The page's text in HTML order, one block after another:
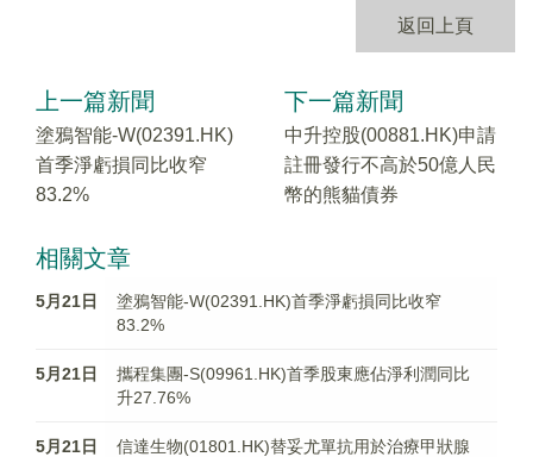
返回上頁
上一篇新聞
塗鴉智能-W(02391.HK)
首季淨虧損同比收窄
83.2%
下一篇新聞
中升控股(00881.HK)申請
註冊發行不高於50億人民
幣的熊貓債券
相關文章
5月21日
塗鴉智能-W(02391.HK)首季淨虧損同比收窄
83.2%
5月21日
攜程集團-S(09961.HK)首季股東應佔淨利潤同比
升27.76%
5月21日
信達生物(01801.HK)替妥尤單抗用於治療甲狀腺